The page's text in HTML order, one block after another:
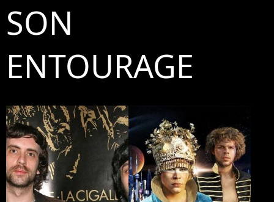
SON
ENTOURAGE